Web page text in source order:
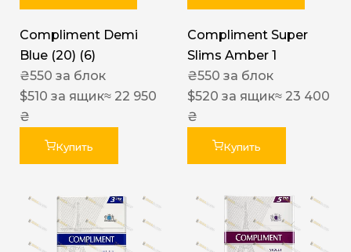
Compliment Demi
Blue (20) (6)
₴550 за блок
$510 за ящик≈ 22 950
₴
Купить
Compliment Super
Slims Amber 1
₴550 за блок
$520 за ящик≈ 23 400
₴
Купить